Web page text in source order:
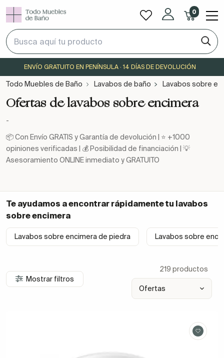
0
ENVÍO GRATUITO EN PENÍNSULA · 14 DÍAS DE DEVOLUCIÓN
Todo Muebles de Baño Lavabos de baño Lavabos sobre
Ofertas de lavabos sobre encimera
-
📦 Con Envío GRATIS y Garantía de devolución | ⭐ +1000
opiniones verificadas | 💰 Posibilidad de financiación | 💡
Asesoramiento ONLINE inmediato y GRATUITO
Te ayudamos a encontrar rápidamente tu lavabos
sobre encimera
Lavabos sobre encimera de piedra Lavabos sobre
Mostrar filtros
219 productos